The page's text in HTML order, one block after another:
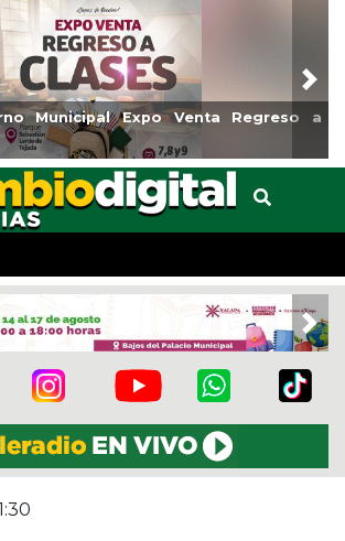
Municipal Expo Venta Regreso a